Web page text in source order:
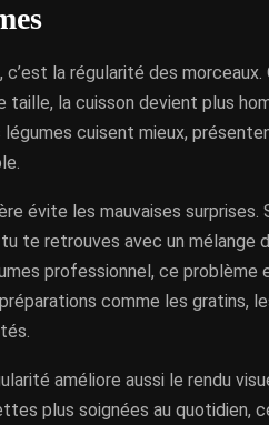
la régularité des morceaux.
taille, la cuisson devient plus
cuisent mieux,
évite les mauvaises surprises.
te retrouves avec un mélange
professionnel, ce problème
comme les gratins,
améliore aussi le rendu
plus soignées au quotidien,